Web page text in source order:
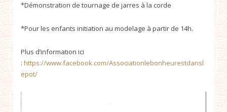
*Démonstration de tournage de jarres à la corde
*Pour les enfants initiation au modelage à partir de 14h.
Plus d’information ici
: https://www.facebook.com/Associationlebonheurestdansl
epot/